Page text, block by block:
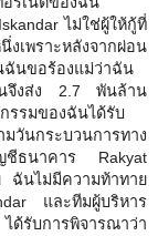
ไม่ใช่ผู้ให้กู้ที่
เพราะหลังจากผ่อน
ฉันขอร้องแม่ว่าฉัน
นจึงส่ง 2.7 พันล้าน
รรมของฉันได้รับ
นกระบวนการทาง
ญชีธนาคาร Rakyat
ฉันไม่มีความท้าทาย
และทีมผู้บริหาร
ได้รับการพิจารณาว่า